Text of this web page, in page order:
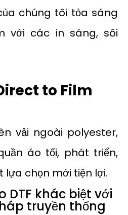
chúng tôi tỏa sáng
với các in sáng, sôi
to Film
vải ngoài polyester,
áo tối, phát triển,
lựa chọn mới tiện lợi.
DTF khác biệt với
truyền thống